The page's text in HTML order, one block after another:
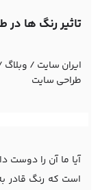
تاثیر رنگ ها در
ایران سایت / وبلاگ
طراحی سایت
آیا ما آن را دوست
است که رنگ قادر